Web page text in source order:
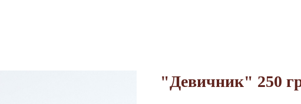
"Девичник" 250